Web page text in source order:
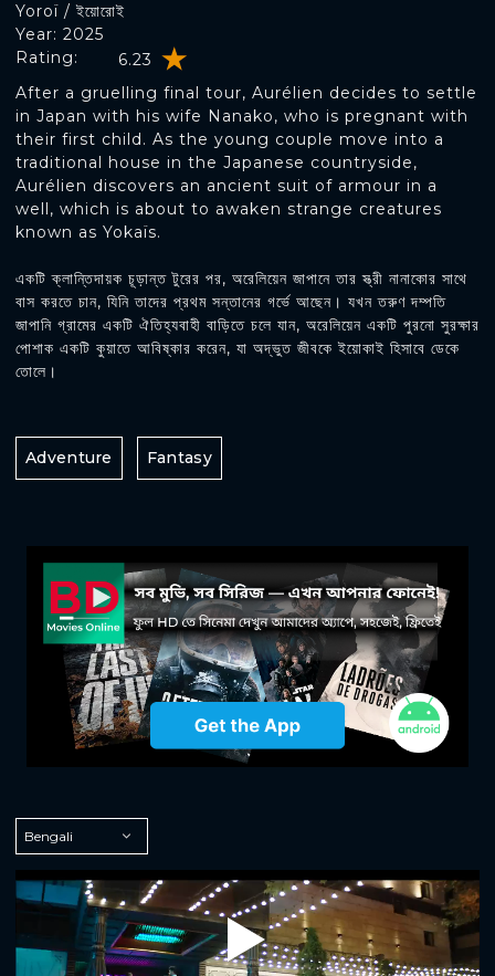
Yoroï / ইয়োরোই
Rating: 6.23
Year: 2025
After a gruelling final tour, Aurélien decides to settle
in Japan with his wife Nanako, who is pregnant with
their first child. As the young couple move into a
traditional house in the Japanese countryside,
Aurélien discovers an ancient suit of armour in a
well, which is about to awaken strange creatures
known as Yokaïs.
একটি ক্লান্তিদায়ক চূড়ান্ত টুরের পর, অরেলিয়েন জাপানে তার স্ত্রী নানাকোর সাথে
বাস করতে চান, যিনি তাদের প্রথম সন্তানের গর্ভে আছেন। যখন তরুণ দম্পতি
জাপানি গ্রামের একটি ঐতিহ্যবাহী বাড়িতে চলে যান, অরেলিয়েন একটি পুরনো সুরক্ষার
পোশাক একটি কুয়াতে আবিষ্কার করেন, যা অদ্ভুত জীবকে ইয়োকাই হিসাবে ডেকে
তোলে।
Adventure Fantasy
Play